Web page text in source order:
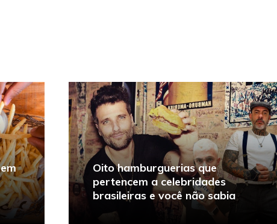
Oito hamburguerias que
pertencem a celebridades
brasileiras e você não sabia